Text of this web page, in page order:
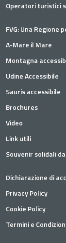
Operatori turistici
FVG: Una Regione
A-Mare il Mare
Montagna
Udine Accessibile
Sauris accessibile
Brochures
Video
Link utili
Souvenir solidali
Dichiarazione di
Privacy Policy
Cookie Policy
Termini e